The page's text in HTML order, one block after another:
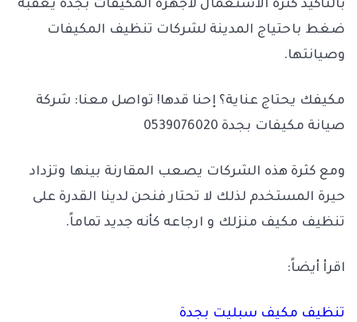
بالتأكيد كثرة الاستعمال لأجهزة المكيفات بجدة يعقبه
ضغط باحتياج المدينة لشركات تنظيف المكيفات
وصيانتها.
مكيفك يحتاج عناية؟ إحنا قدها! تواصل معنا: شركة
صيانة مكيفات بجدة 0539076020
ومع كثرة هذه الشركات يصعب المقارنة بينها وتزداد
حيرة المستخدم لذلك لا تحتار فنحن لدينا القدرة على
تنظيف مكيف منزلك و ارجاعه كأنه جديد تماماً.
اقرأ أيضاً:
تنظيف مكيف سبليت بجدة